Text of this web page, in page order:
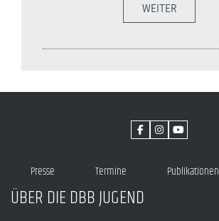
WEITER
Presse Termine Publikationen
ÜBER DIE DBB JUGEND